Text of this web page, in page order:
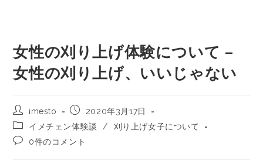
女性の刈り上げ体験について –
女性の刈り上げ、いいじゃない
imesto
2020年3月17日
イメチェン体験談
/
刈り上げ女子について
0件のコメント